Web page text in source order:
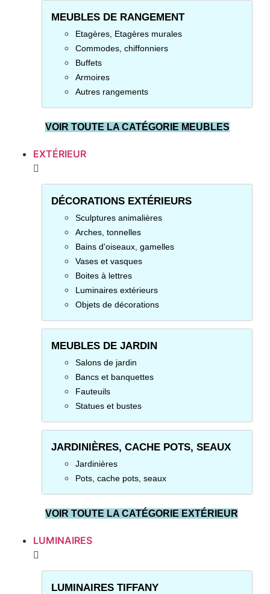
MEUBLES DE RANGEMENT
Etagères, Etagères murales
Commodes, chiffonniers
Buffets
Armoires
Autres rangements
VOIR TOUTE LA CATÉGORIE MEUBLES
EXTÉRIEUR
DÉCORATIONS EXTÉRIEURS
Sculptures animalières
Arches, tonnelles
Bains d'oiseaux, gamelles
Vases et vasques
Boites à lettres
Luminaires extérieurs
Objets de décorations
MEUBLES DE JARDIN
Salons de jardin
Bancs et banquettes
Fauteuils
Statues et bustes
JARDINIÈRES, CACHE POTS, SEAUX
Jardinières
Pots, cache pots, seaux
VOIR TOUTE LA CATÉGORIE EXTÉRIEUR
LUMINAIRES
LUMINAIRES TIFFANY